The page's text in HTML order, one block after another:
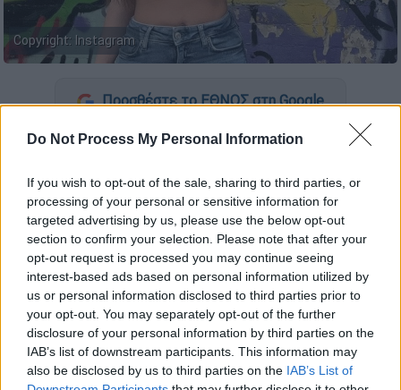
Do Not Process My Personal Information
If you wish to opt-out of the sale, sharing to third parties, or
processing of your personal or sensitive information for
targeted advertising by us, please use the below opt-out
section to confirm your selection. Please note that after your
opt-out request is processed you may continue seeing
interest-based ads based on personal information utilized by
us or personal information disclosed to third parties prior to
your opt-out. You may separately opt-out of the further
disclosure of your personal information by third parties on the
IAB’s list of downstream participants. This information may
also be disclosed by us to third parties on the IAB’s List of
Copyright: Ιnstagram
Προσθέστε το ΕΘΝΟΣ στη Google
Εκδικάστηκε χθες, Πέμπτη 30/5, σε δεύτερο
βαθμό η υπόθεση του
Παντελή Παντελίδη
για την αγωγή που είχε υποβάλει ηΜίνα
Αρναούτη, από την οποία διεκδικεί
αποζημίωση ύψους 1,3 εκατομμυρίων ευρώ
για ψυχική οδύνη, τα χειρουργεία που
χρειάστηκε να κάνει μετά από το τροχαίο
δυστύχημα κι απώλειες εισοδημάτων για
όλη της τη ζωή.
Ο δικηγόρος τηςΜίνας Αρναούτη, Γιάννης